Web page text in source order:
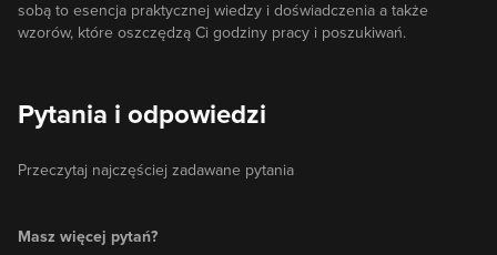
sobą to esencja praktycznej wiedzy i doświadczenia a także
wzorów, które oszczędzą Ci godziny pracy i poszukiwań.
Pytania i odpowiedzi
Przeczytaj najczęściej zadawane pytania
Masz więcej pytań?